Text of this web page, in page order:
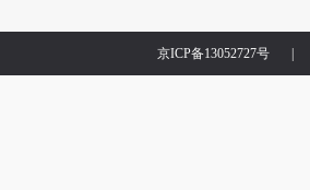
京ICP备13052727号